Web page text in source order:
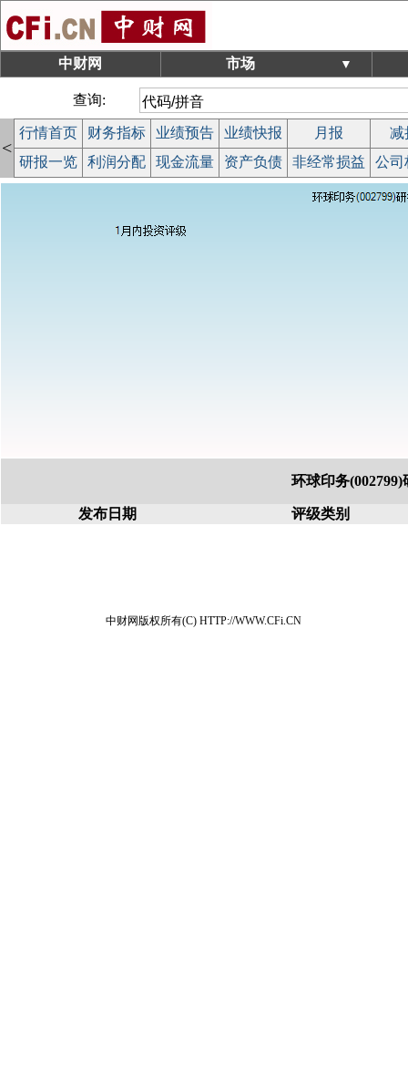
中财网 市场 ▼
查询:
<
行情首页 财务指标 业绩预告 业绩快报 月报
减
研报一览
利润分配 现金流量 资产负债 非经常损益 公司
环球印务
发布日期 评级类别
中财网版权所有(C) HTTP://WWW.CFi.CN